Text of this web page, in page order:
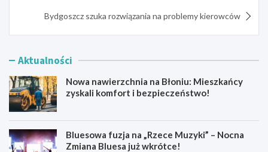
Bydgoszcz szuka rozwiązania na problemy kierowców
Aktualności
Nowa nawierzchnia na Błoniu: Mieszkańcy
zyskali komfort i bezpieczeństwo!
Bluesowa fuzja na „Rzece Muzyki” – Nocna
Zmiana Bluesa już wkrótce!